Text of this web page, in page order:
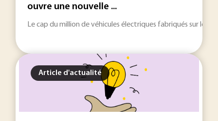
ouvre une nouvelle ...
Le cap du million de véhicules électriques fabriqués sur le
Article d'actualité